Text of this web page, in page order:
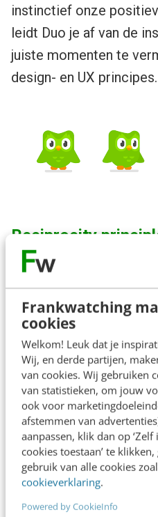
Frankwatching
cookies
Welkom! Leuk dat je
Wij, en derde partijen,
van cookies. Wij gebruiken
van statistieken, om jouw
ook voor
afstemmen van
aanpassen, klik dan op ‘Zelf
cookies toestaan’ te
gebruik van alle cookies
cookieverklaring.
Powered by CookieInfo
instinctief onze
leidt Duo je af van de
juiste momenten te
design- en UX principes.
Reciprocity
Een ander goed
eerst te geven,
vragen. Onbewust
de gebruiker om de
Door dit
ook: voor wat hoort
pas op het einde van
voltooit, maar
Bij de start van de
ingegaan op de